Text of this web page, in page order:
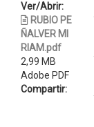
Ver/Abrir:
RUBIO PE
ÑALVER MI
RIAM.pdf
2,99 MB
Adobe PDF
Compartir: